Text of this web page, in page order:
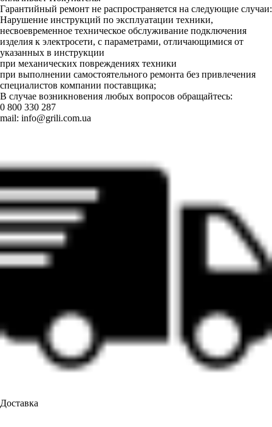
Гарантийный ремонт не распространяется на следующие случаи:
Нарушение инструкций по эксплуатации техники,
несвоевременное техническое обслуживание подключения
изделия к электросети, с параметрами, отличающимися от
указанных в инструкции
при механических повреждениях техники
при выполнении самостоятельного ремонта без привлечения
специалистов компании поставщика;
В случае возникновения любых вопросов обращайтесь:
0 800 330 287
mail: info@grili.com.ua
Доставка